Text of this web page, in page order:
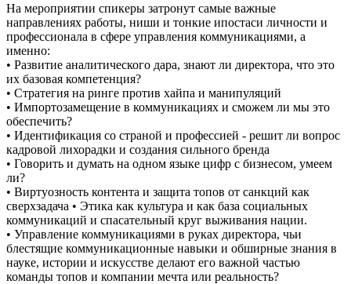
На мероприятии спикеры затронут самые важные
направлениях работы, ниши и тонкие ипостаси личности и
профессионала в сфере управления коммуникациями, а
именно:
• Развитие аналитического дара, знают ли директора, что это
их базовая компетенция?
• Стратегия на ринге против хайпа и манипуляций
• Импортозамещение в коммуникациях и сможем ли мы это
обеспечить?
• Идентификация со страной и профессией - решит ли вопрос
кадровой лихорадки и создания сильного бренда
• Говорить и думать на одном языке цифр с бизнесом, умеем
ли?
• Виртуозность контента и защита топов от санкций как
сверхзадача • Этика как культура и как база социальных
коммуникаций и спасательный круг выживания нации.
• Управление коммуникациями в руках директора, чьи
блестящие коммуникационные навыки и обширные знания в
науке, истории и искусстве делают его важной частью
команды топов и компании мечта или реальность?